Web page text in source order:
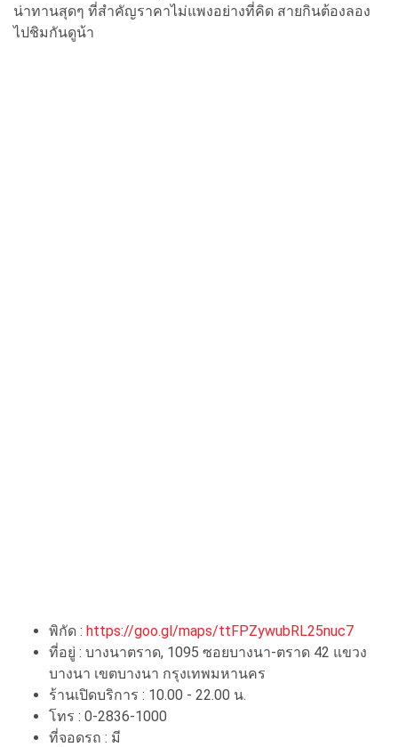
น่าทานสุดๆ ที่สำคัญราคาไม่แพงอย่างที่คิด สายกินต้องลอง
ไปชิมกันดูน้า
พิกัด : https://goo.gl/maps/ttFPZywubRL25nuc7
ที่อยู่ : บางนาตราด, 1095 ซอยบางนา-ตราด 42 แขวง
บางนา เขตบางนา กรุงเทพมหานคร
ร้านเปิดบริการ : 10.00 - 22.00 น.
โทร : 0-2836-1000
ที่จอดรถ : มี